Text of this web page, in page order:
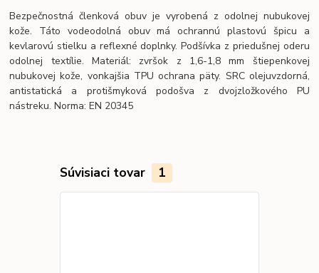
Bezpečnostná členková obuv je vyrobená z odolnej nubukovej
kože. Táto vodeodolná obuv má ochrannú plastovú špicu a
kevlarovú stielku a reflexné doplnky. Podšívka z priedušnej oderu
odolnej textílie. Materiál: zvršok z 1,6-1,8 mm štiepenkovej
nubukovej kože, vonkajšia TPU ochrana päty. SRC olejuvzdorná,
antistatická a protišmyková podošva z dvojzložkového PU
nástreku. Norma: EN 20345
Súvisiaci tovar 1